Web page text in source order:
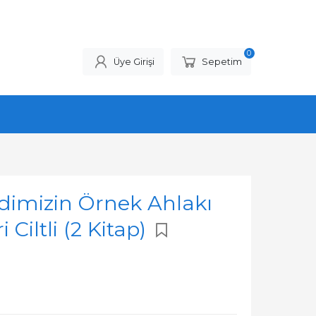
Üye Girişi Sepetim
0
Örnek Ahlakı
Ciltli (2 Kitap)